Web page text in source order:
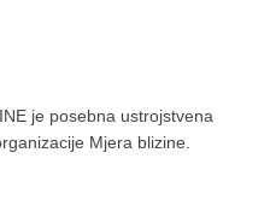
je posebna ustrojstvena
Mjera blizine.